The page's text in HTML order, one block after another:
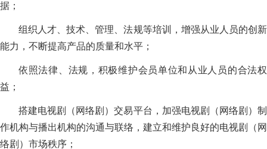
据；
组织人才、技术、管理、法规等培训，增强从业人员的创新
能力，不断提高产品的质量和水平；
依照法律、法规，积极维护会员单位和从业人员的合法权
益；
搭建电视剧（网络剧）交易平台，加强电视剧（网络剧）制
作机构与播出机构的沟通与联络，建立和维护良好的电视剧（网
络剧）市场秩序；